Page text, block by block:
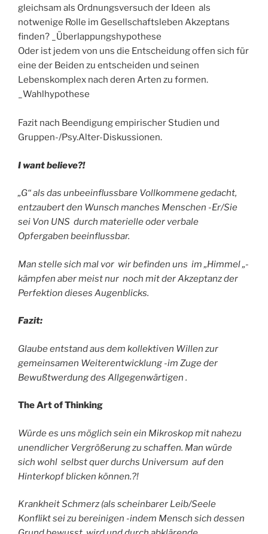
gleichsam als Ordnungsversuch der Ideen als
notwenige Rolle im Gesellschaftsleben Akzeptans
finden? _Überlappungshypothese
Oder ist jedem von uns die Entscheidung offen sich für
eine der Beiden zu entscheiden und seinen
Lebenskomplex nach deren Arten zu formen.
_Wahlhypothese
Fazit nach Beendigung empirischer Studien und
Gruppen-/Psy.Alter-Diskussionen.
I want believe?!
„G“ als das unbeeinflussbare Vollkommene gedacht,
entzaubert den Wunsch manches Menschen -Er/Sie
sei Von UNS durch materielle oder verbale
Opfergaben beeinflussbar.
Man stelle sich mal vor wir befinden uns im „Himmel „-
kämpfen aber meist nur noch mit der Akzeptanz der
Perfektion dieses Augenblicks.
Fazit:
Glaube entstand aus dem kollektiven Willen zur
gemeinsamen Weiterentwicklung -im Zuge der
Bewußtwerdung des Allgegenwärtigen .
The Art of Thinking
Würde es uns möglich sein ein Mikroskop mit nahezu
unendlicher Vergrößerung zu schaffen. Man würde
sich wohl selbst quer durchs Universum auf den
Hinterkopf blicken können.?!
Krankheit Schmerz (als scheinbarer Leib/Seele
Konflikt sei zu bereinigen -indem Mensch sich dessen